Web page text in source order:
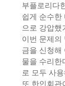
부플로리다
쉽게 순수한
으로 강압
이번 문제의
금을 신청해
물을 수리한
로 모두 사
또 한인회